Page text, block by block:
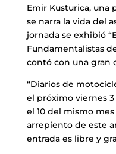
Emir Kusturica, una
se narra la vida del
jornada se exhibió
Fundamentalistas
contó con una gran
“Diarios de
el próximo viernes
el 10 del mismo
arrepiento de este
entrada es libre y